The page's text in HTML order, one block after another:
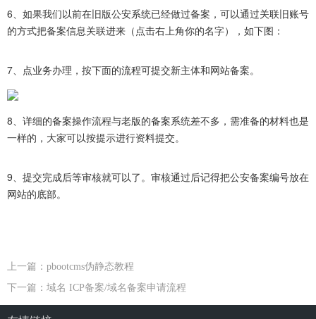
6、如果我们以前在旧版公安系统已经做过备案，可以通过关联旧账号
的方式把备案信息关联进来（点击右上角你的名字），如下图：
7、点业务办理，按下面的流程可提交新主体和网站备案。
8、详细的备案操作流程与老版的备案系统差不多，需准备的材料也是
一样的，大家可以按提示进行资料提交。
9、提交完成后等审核就可以了。审核通过后记得把公安备案编号放在
网站的底部。
上一篇：pbootcms伪静态教程
下一篇：域名 ICP备案/域名备案申请流程